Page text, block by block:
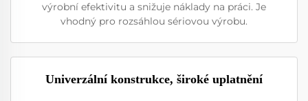
výrobní efektivitu a snižuje náklady na práci. Je
vhodný pro rozsáhlou sériovou výrobu.
Univerzální konstrukce, široké uplatnění